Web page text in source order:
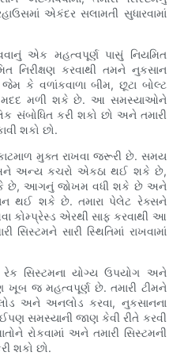
એકંદર સલામતી સુધારવામાં
એક મહત્વપૂર્ણ પાસું નિયમિત
નિરીક્ષણ કરવાથી તમને નુકસાન
કે વળાંકવાળા બીમ, છૂટા બોલ્ટ
મદદ મળી શકે છે. આ સમસ્યાઓને
સંબોધિત કરી શકો છો અને તમારી
શકો છો.
મુક્ત રાખવા જરૂરી છે. સમય
અને અન્ય કચરો એકઠા થઈ શકે છે,
છે, આગનું જોખમ વધી શકે છે અને
થઈ શકે છે. તમારા પેલેટ રેક્સને
કોમ્પ્રેસ્ડ એરથી સાફ કરવાથી આ
સારી સ્થિતિમાં રાખવામાં
રેક સિસ્ટમના યોગ્ય ઉપયોગ અને
જ મહત્વપૂર્ણ છે. તમારી ટીમને
અને અનલોડ કરવા, નુકસાનના
સમસ્યાની જાણ કેવી રીતે કરવી
રોકવામાં અને તમારી સિસ્ટમની
શકો છો.